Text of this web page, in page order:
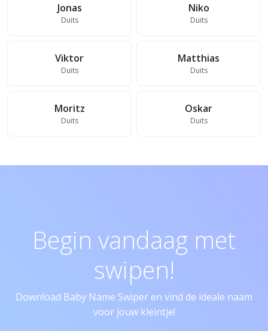
Jonas
Duits
Niko
Duits
Viktor
Duits
Matthias
Duits
Moritz
Duits
Oskar
Duits
Begin vandaag met
swipen!
Download Baby Name Swiper en vind de ideale naam
voor jouw kleintje!